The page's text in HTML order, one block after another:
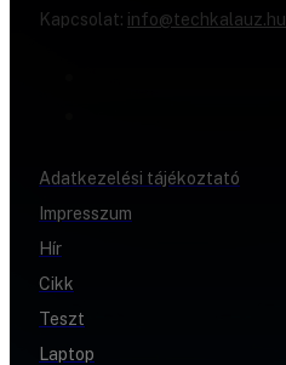
Kapcsolat: info@techkalauz.hu
Adatkezelési tájékoztató
Impresszum
Hír
Cikk
Teszt
Laptop